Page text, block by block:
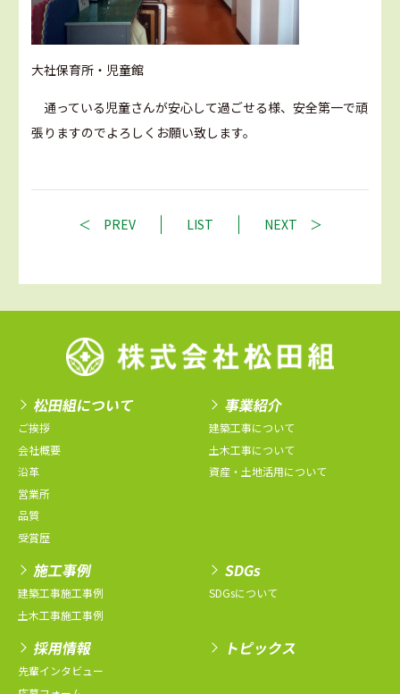
大社保育所・児童館
通っている児童さんが安心して過ごせる様、安全第一で頑
張りますのでよろしくお願い致します。
PREV LIST NEXT
松田組について
ご挨拶
会社概要
沿革
営業所
品質
受賞歴
事業紹介
建築工事について
土木工事について
資産・土地活用について
施工事例
建築工事施工事例
土木工事施工事例
SDGs
SDGsについて
採用情報
先輩インタビュー
トピックス